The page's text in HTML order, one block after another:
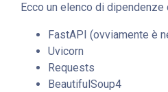
Ecco un elenco di
FastAPI (ovviamente è
Uvicorn
Requests
BeautifulSoup4